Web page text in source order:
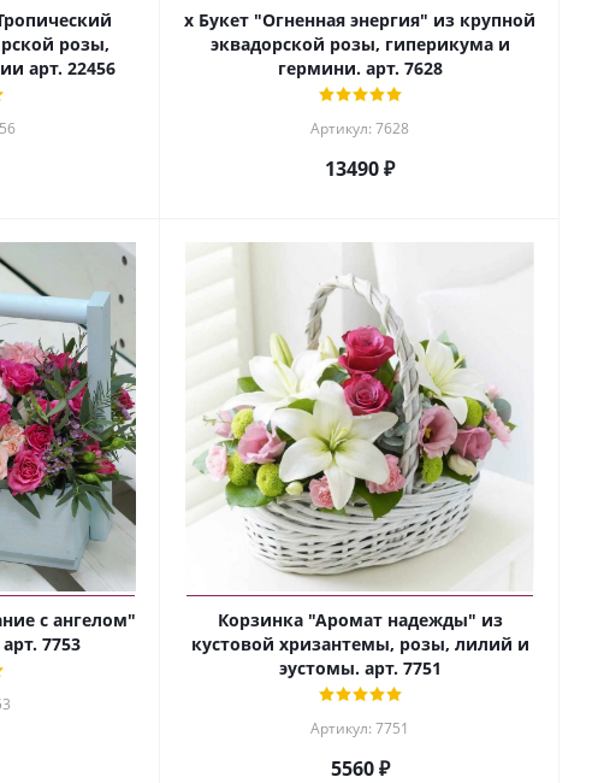
розы,
арт. 22456
х Букет "Огненная энергия" из крупной
эквадорской розы, гиперикума и
гермини. арт. 7628
Артикул: 7628
13490 ₽
с ангелом"
7753
Корзинка "Аромат надежды" из
кустовой хризантемы, розы, лилий и
эустомы. арт. 7751
Артикул: 7751
5560 ₽